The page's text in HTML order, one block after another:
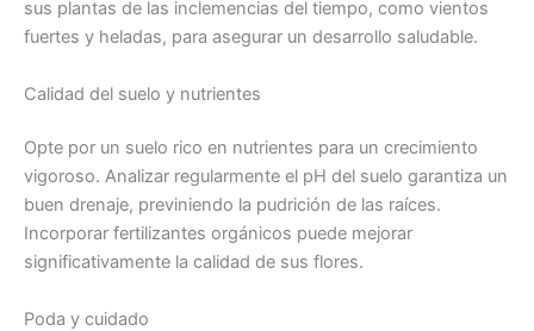
sus plantas de las inclemencias del tiempo, como vientos
fuertes y heladas, para asegurar un desarrollo saludable.
Calidad del suelo y nutrientes
Opte por un suelo rico en nutrientes para un crecimiento
vigoroso. Analizar regularmente el pH del suelo garantiza un
buen drenaje, previniendo la pudrición de las raíces.
Incorporar fertilizantes orgánicos puede mejorar
significativamente la calidad de sus flores.
Poda y cuidado